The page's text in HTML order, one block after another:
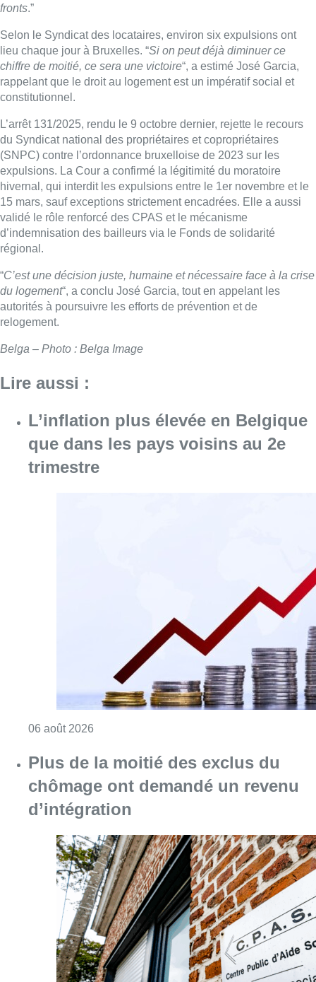
fronts.”
Selon le Syndicat des locataires, environ six expulsions ont
lieu chaque jour à Bruxelles. “Si on peut déjà diminuer ce
chiffre de moitié, ce sera une victoire“, a estimé José Garcia,
rappelant que le droit au logement est un impératif social et
constitutionnel.
L’arrêt 131/2025, rendu le 9 octobre dernier, rejette le recours
du Syndicat national des propriétaires et copropriétaires
(SNPC) contre l’ordonnance bruxelloise de 2023 sur les
expulsions. La Cour a confirmé la légitimité du moratoire
hivernal, qui interdit les expulsions entre le 1er novembre et le
15 mars, sauf exceptions strictement encadrées. Elle a aussi
validé le rôle renforcé des CPAS et le mécanisme
d’indemnisation des bailleurs via le Fonds de solidarité
régional.
“C’est une décision juste, humaine et nécessaire face à la crise
du logement“, a conclu José Garcia, tout en appelant les
autorités à poursuivre les efforts de prévention et de
relogement.
Belga – Photo : Belga Image
Lire aussi :
L’inflation plus élevée en Belgique
que dans les pays voisins au 2e
trimestre
06 août 2026
Plus de la moitié des exclus du
chômage ont demandé un revenu
d’intégration